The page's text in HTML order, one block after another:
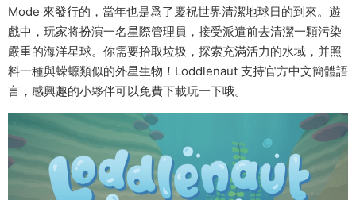
Mode 來發行的，當年也是爲了慶祝世界清潔地球日的到來。遊
戲中，玩家将扮演一名星際管理員，接受派遣前去清潔一顆污染
嚴重的海洋星球。你需要拾取垃圾，探索充滿活力的水域，并照
料一種與蝾螈類似的外星生物！Loddlenaut 支持官方中文簡體語
言，感興趣的小夥伴可以免費下載玩一下哦。